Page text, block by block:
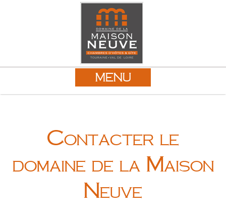
MENU
Contacter le
domaine de la Maison
Neuve